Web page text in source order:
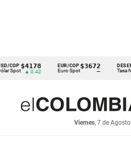
$4178
▲ 0.42
EUR/COP
Euro Spot
$3672
—
DESEMPLEO
Tasa Nacional
Viernes, 7 de